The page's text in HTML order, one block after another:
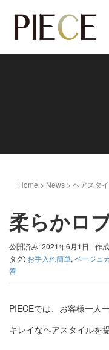
Home > News > ヘアスタ
柔らかロ
公開済み: 2021年6月1日 作
タグ: お手入れ簡単, ベージュ
善
PIECEでは、お客様一人
キレイなヘアスタイルを